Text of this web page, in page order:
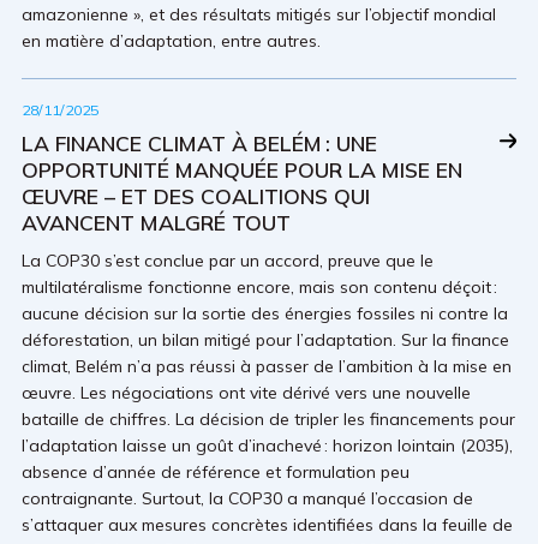
amazonienne », et des résultats mitigés sur l’objectif mondial
en matière d’adaptation, entre autres.
28/11/2025
LA FINANCE CLIMAT À BELÉM : UNE
OPPORTUNITÉ MANQUÉE POUR LA MISE EN
ŒUVRE – ET DES COALITIONS QUI
AVANCENT MALGRÉ TOUT
La COP30 s’est conclue par un accord, preuve que le
multilatéralisme fonctionne encore, mais son contenu déçoit :
aucune décision sur la sortie des énergies fossiles ni contre la
déforestation, un bilan mitigé pour l’adaptation. Sur la finance
climat, Belém n’a pas réussi à passer de l’ambition à la mise en
œuvre. Les négociations ont vite dérivé vers une nouvelle
bataille de chiffres. La décision de tripler les financements pour
l’adaptation laisse un goût d’inachevé : horizon lointain (2035),
absence d’année de référence et formulation peu
contraignante. Surtout, la COP30 a manqué l’occasion de
s’attaquer aux mesures concrètes identifiées dans la feuille de